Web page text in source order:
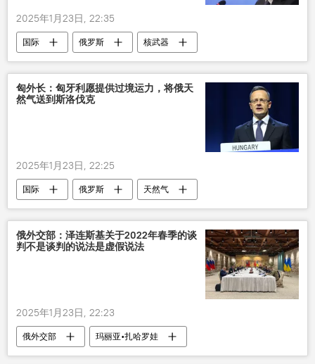
2025年1月23日, 22:35
国际 俄罗斯
核武器
日内瓦
匈外长：匈牙利愿提供过境运力，将俄天
然气送到斯洛伐克
2025年1月23日, 22:25
国际 俄罗斯
天然气
斯洛伐克
匈牙利
俄外交部：泽连斯基关于2022年春季的谈
判不是谈判的说法是虚假说法
2025年1月23日, 22:23
俄外交部
玛丽亚•扎哈罗娃
泽连斯基
谈判 虚假信息